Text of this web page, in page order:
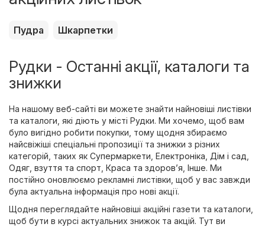
Пудра Шкарпетки
Рудки - Останні акції, каталоги та
знижки
На нашому веб-сайті ви можете знайти найновіші листівки
та каталоги, які діють у місті Рудки. Ми хочемо, щоб вам
було вигідно робити покупки, тому щодня збираємо
найсвіжіші спеціальні пропозиції та знижки з різних
категорій, таких як Супермаркети Електроніка Дім і сад
Одяг, взуття та спорт Краса та здоров’я Інше. Ми
постійно оновлюємо рекламні листівки, щоб у вас завжди
була актуальна інформація про нові акції.
Щодня переглядайте найновіші акційні газети та каталоги,
щоб бути в курсі актуальних знижок та акцій. Тут ви